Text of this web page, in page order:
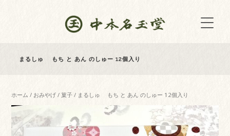
まるしゅ もち と あん のしゅー 12個入り
ホーム / おみやげ /菓子 / まるしゅ もち と あん のしゅー 12個入り